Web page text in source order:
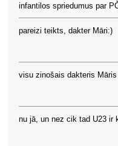
infantilos spriedumus par
pareizi teikts, dakter Māri:)
visu zinošais dakteris
nu jā, un nez cik tad U23 ir